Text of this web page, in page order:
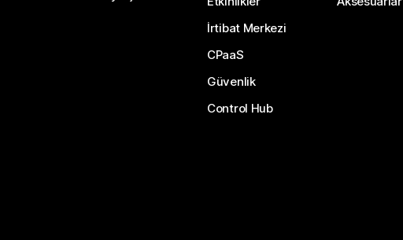
İrtibat Merkezi
CPaaS
Güvenlik
Control Hub